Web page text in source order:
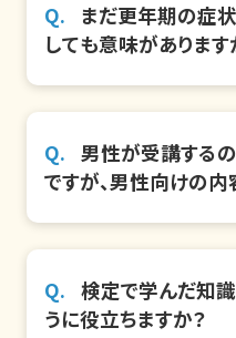
まだ更年期の症
しても意味があります
男性が受講する
ですが、男性向けの内
検定で学んだ知
うに役立ちますか？